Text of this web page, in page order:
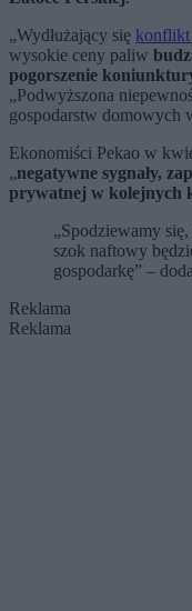
„Wydłużający się konflikt
wysokie ceny paliw
pogorszenie
„Podwyższona
gospodarstw domowych
Ekonomiści Pekao w
„negatywne sygnały,
prywatnej w kolejnych
„Spodziewamy
szok naftowy
gospodarkę” –
Reklama
Reklama